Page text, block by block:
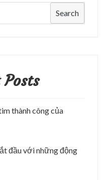
Search
thành công của
đầu với những động